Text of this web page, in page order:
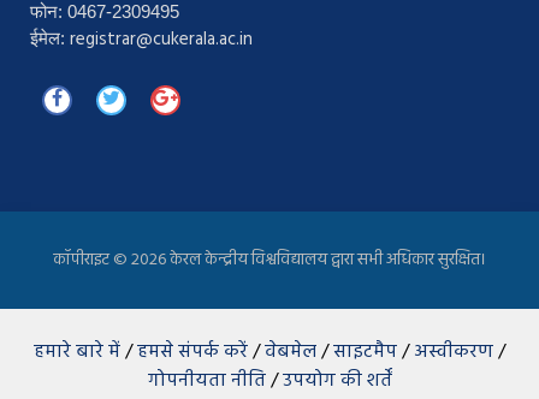
फोन: 0467-2309495
ईमेल: registrar@cukerala.ac.in
कॉपीराइट ©2026 केरल केन्द्रीय विश्वविद्यालय द्वारा सभी अधिकार सुरक्षित।
हमारे बारे में/हमसे संपर्क करें/वेबमेल/साइटमैप/अस्वीकरण/
गोपनीयता नीति/उपयोग की शर्तें